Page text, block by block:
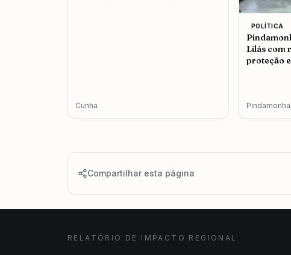
Cunha
POLÍTICA
Lilás com
proteção
Compartilhar esta página
RELATÓRIO DE IMPACTO REGIONAL